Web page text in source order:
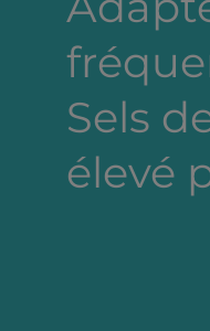
Sels
élevé